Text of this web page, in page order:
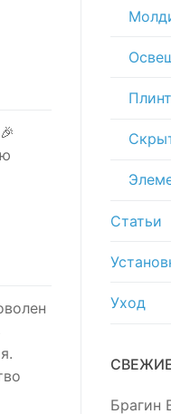
Статьи
Уход
Брагин